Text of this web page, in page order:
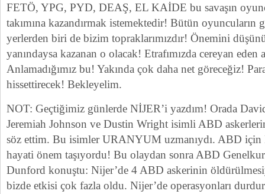
FETÖ, YPG, PYD, DEAŞ, EL KAİDE bu savaşın
takımına kazandırmak istemektedir! Bütün oyuncuların
yerlerden biri de bizim topraklarımızdır! Önemini
yanındaysa kazanan o olacak! Etrafımızda cereyan eden
Anlamadığımız bu! Yakında çok daha net göreceğiz!
hissettirecek! Bekleyelim.
NOT: Geçtiğimiz günlerde NİJER’i yazdım! Orada
Jeremiah Johnson ve Dustin Wright isimli ABD
söz ettim. Bu isimler URANYUM uzmanıydı. ABD
hayati önem taşıyordu! Bu olaydan sonra ABD
Dunford konuştu: Nijer’de 4 ABD askerinin
bizde etkisi çok fazla oldu. Nijer’de operasyonları